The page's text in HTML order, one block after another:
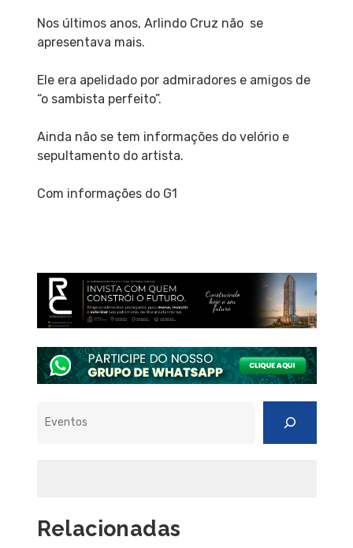
Nos últimos anos, Arlindo Cruz não se
apresentava mais.
Ele era apelidado por admiradores e amigos de
“o sambista perfeito”.
Ainda não se tem informações do velório e
sepultamento do artista.
Com informações do G1
Relacionadas